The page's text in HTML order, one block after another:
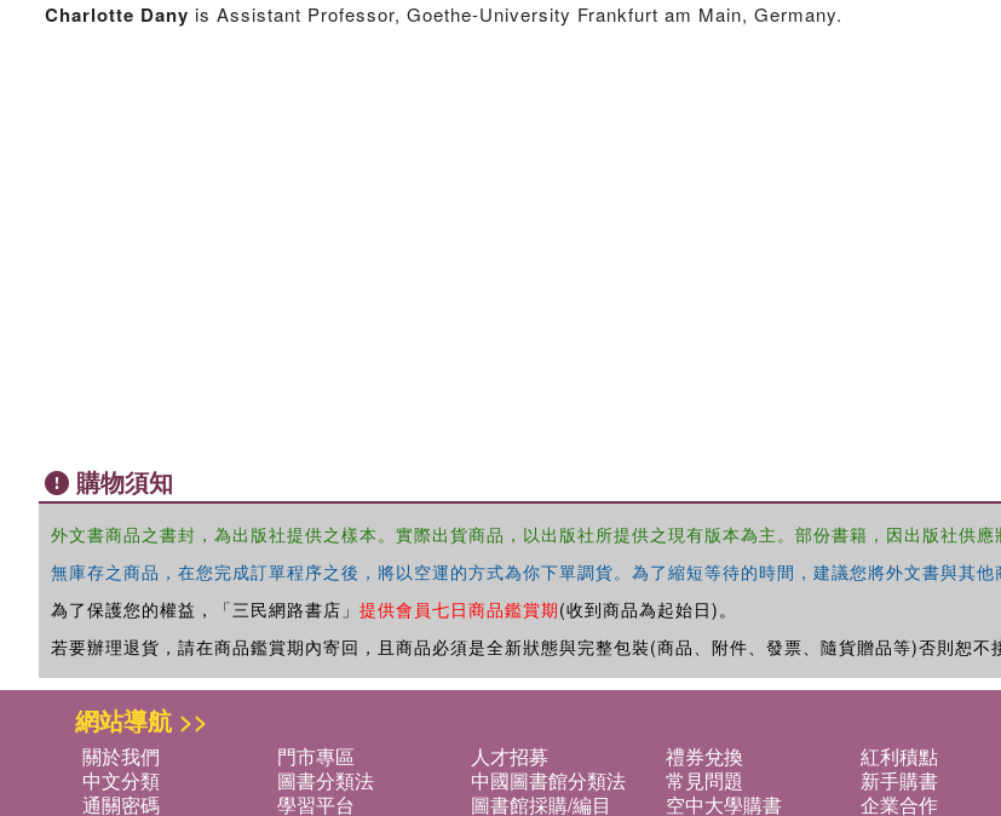
Charlotte Dany is Assistant Professor, Goethe-University Frankfurt am Main, Germany.
購物須知
外文書商品之書封，為出版社提供之樣本。實際出貨商品，以出版社所提供之現有版本為主。部份書籍，因出版社供應
無庫存之商品，在您完成訂單程序之後，將以空運的方式為你下單調貨。為了縮短等待的時間，建議您將外文書與其
為了保護您的權益，「三民網路書店」 提供會員七日商品鑑賞期(收到商品為起始日)。
若要辦理退貨，請在商品鑑賞期內寄回，且商品必須是全新狀態與完整包裝(商品、附件、發票、隨貨贈品等)否則恕不
網站導航 >>
關於我們 門市專區 人才招募 禮券兌換
紅利積點
中文分類
圖書分類法 中國圖書館分類法 常見問題
新手購書
通關密碼
學習平台 圖書館採購/編目 空中大學購書
企業合作